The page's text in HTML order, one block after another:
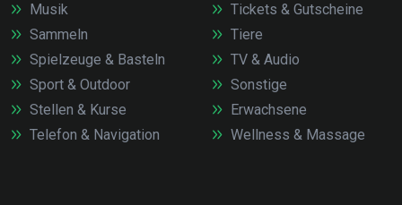
Musik
Sammeln
Spielzeuge & Basteln
Sport & Outdoor
Stellen & Kurse
Telefon & Navigation
Tickets & Gutscheine
Tiere
TV & Audio
Sonstige
Erwachsene
Wellness & Massage